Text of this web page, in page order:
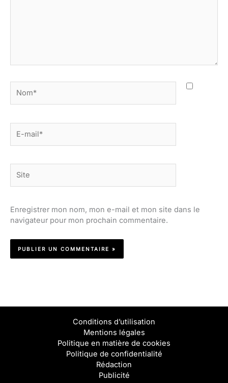
mail*
Enregistrer mon nom, mon e-mail et mon site dans le
navigateur pour mon prochain commentaire.
Conditions d’utilisation
Mentions légales
Politique en matière de cookies
Politique de confidentialité
Rédaction
Publicité